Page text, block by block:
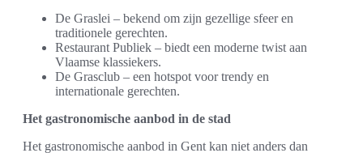
De Graslei – bekend om zijn gezellige sfeer en
traditionele gerechten.
Restaurant Publiek – biedt een moderne twist aan
Vlaamse klassiekers.
De Grasclub – een hotspot voor trendy en
internationale gerechten.
Het gastronomische aanbod in de stad
Het gastronomische aanbod in Gent kan niet anders dan